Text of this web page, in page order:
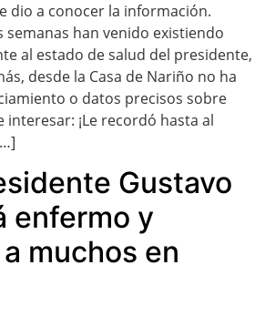
dio a conocer la información.
semanas han venido existiendo
al estado de salud del presidente,
desde la Casa de Nariño no ha
o datos precisos sobre
interesar: ¡Le recordó hasta al
Gustavo
enfermo y
muchos en